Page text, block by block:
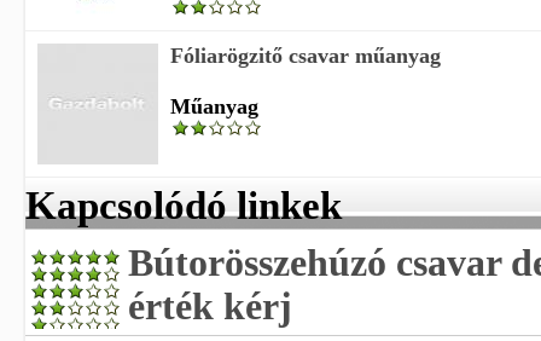
Fóliarögzitő csavar műanyag
Műanyag
Kapcsolódó linkek
Bútorösszehúzó csavar
érték kérj